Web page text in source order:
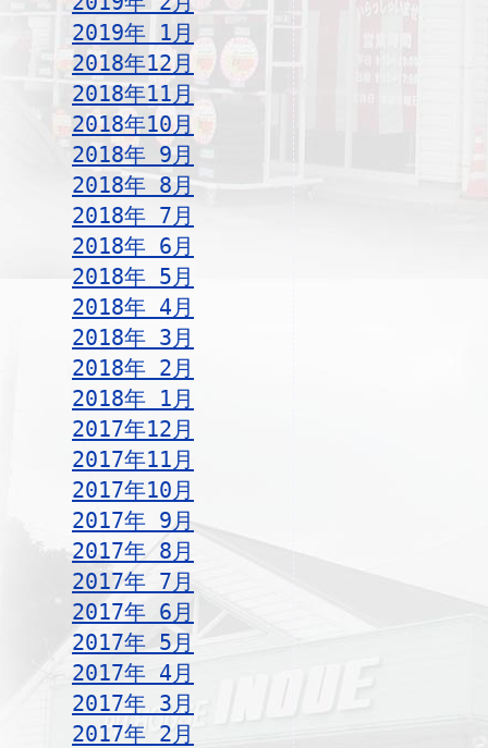
2019年 1月
2018年12月
2018年11月
2018年10月
2018年 9月
2018年 8月
2018年 7月
2018年 6月
2018年 5月
2018年 4月
2018年 3月
2018年 2月
2018年 1月
2017年12月
2017年11月
2017年10月
2017年 9月
2017年 8月
2017年 7月
2017年 6月
2017年 5月
2017年 4月
2017年 3月
2017年 2月